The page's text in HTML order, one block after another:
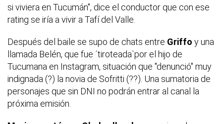
si viviera en Tucumán", dice el conductor que con ese
rating se iría a vivir a Tafí del Valle.
Después del baile se supo de chats entre Griffo y una
llamada Belén, que fue ´tiroteada`por el hijo de
Tucumana en Instagram, situación que "denunció" muy
indignada (?) la novia de Sofritti (??). Una sumatoria de
personajes que sin DNI no podrán entrar al canal la
próxima emisión.